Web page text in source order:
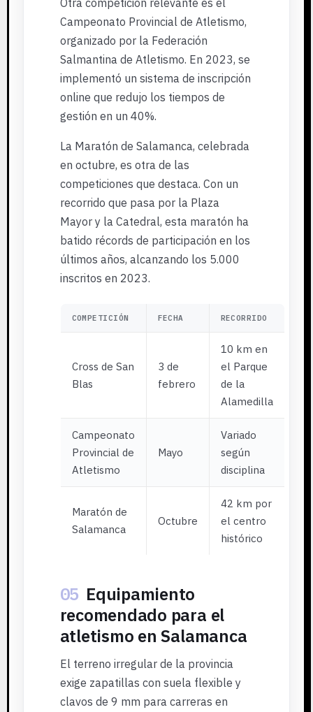
Campeonato Provincial de Atletismo,
organizado por la Federación
Salmantina de Atletismo. En 2023, se
implementó un sistema de inscripción
online que redujo los tiempos de
gestión en un 40%.
La Maratón de Salamanca, celebrada
en octubre, es otra de las
competiciones que destaca. Con un
recorrido que pasa por la Plaza
Mayor y la Catedral, esta maratón ha
batido récords de participación en los
últimos años, alcanzando los 5.000
inscritos en 2023.
COMPETICIÓN FECHA RECORRIDO
Cross de San
Blas
3 de
febrero
10 km en
el Parque
de la
Alamedilla
Campeonato
Provincial de
Atletismo
Mayo
Variado
según
disciplina
Maratón de
Salamanca
Octubre
42 km por
el centro
histórico
05 Equipamiento
recomendado para el
atletismo en Salamanca
El terreno irregular de la provincia
exige zapatillas con suela flexible y
clavos de 9 mm para carreras en